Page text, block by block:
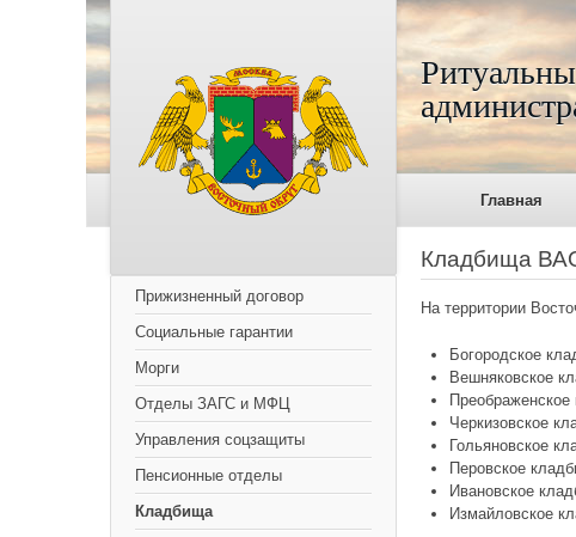
Главная
Прижизненный договор
Социальные гарантии
Морги
Отделы ЗАГС и МФЦ
Управления соцзащиты
Пенсионные отделы
Кладбища
Кладбища
На территории
Богородское
Вешняковское
Преображенское
Черкизовское
Гольяновское
Перовское
Ивановское
Измайловское